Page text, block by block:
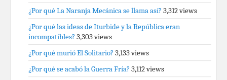
¿Por qué La Naranja Mecánica se llama así? 3,312 views
¿Por qué las ideas de Iturbide y la República eran
incompatibles? 3,303 views
¿Por qué murió El Solitario? 3,133 views
¿Por qué se acabó la Guerra Fría? 3,112 views